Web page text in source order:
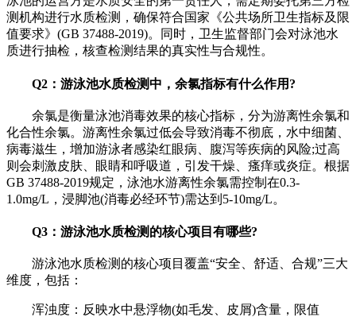
测机构进行水质检测，确保符合国家《公共场所卫生指标及限
值要求》(GB 37488-2019)。同时，卫生监督部门会对泳池水
质进行抽检，核查检测结果的真实性与合规性。
Q2：游泳池水质检测中，余氯指标有什么作用?
余氯是衡量泳池消毒效果的核心指标，分为游离性余氯和
化合性余氯。游离性余氯过低会导致消毒不彻底，水中细菌、
病毒滋生，增加游泳者感染红眼病、腹泻等疾病的风险;过高
则会刺激皮肤、眼睛和呼吸道，引发干燥、瘙痒或炎症。根据
GB 37488-2019规定，泳池水游离性余氯需控制在0.3-
1.0mg/L，浸脚池(消毒必经环节)需达到5-10mg/L。
Q3：游泳池水质检测的核心项目有哪些?
游泳池水质检测的核心项目覆盖“安全、舒适、合规”三大
维度，包括：
浑浊度：反映水中悬浮物(如毛发、皮屑)含量，限值